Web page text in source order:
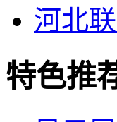
河北
特色推